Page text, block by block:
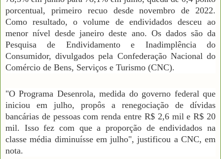
porcentual, primeiro recuo desde novembro de 2022.
Como resultado, o volume de endividados desceu ao
menor nível desde janeiro deste ano. Os dados são da
Pesquisa de Endividamento e Inadimplência do
Consumidor, divulgados pela Confederação Nacional do
Comércio de Bens, Serviços e Turismo (CNC).
"O Programa Desenrola, medida do governo federal que
iniciou em julho, propôs a renegociação de dívidas
bancárias de pessoas com renda entre R$ 2,6 mil e R$ 20
mil. Isso fez com que a proporção de endividados na
classe média diminuísse em julho", justificou a CNC, em
nota.